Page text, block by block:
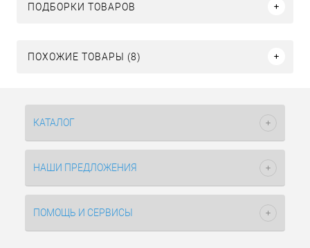
ПОДБОРКИ ТОВАРОВ
ПОХОЖИЕ ТОВАРЫ (8)
КАТАЛОГ
НАШИ ПРЕДЛОЖЕНИЯ
ПОМОЩЬ И СЕРВИСЫ